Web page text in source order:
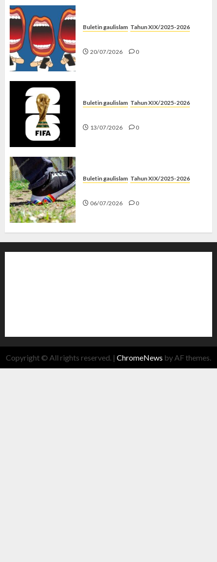
Buletin gaulislam Tahun XIX/2025-2026
20/07/2026 0
Buletin gaulislam Tahun XIX/2025-2026
13/07/2026 0
Buletin gaulislam Tahun XIX/2025-2026
06/07/2026 0
Copyright © All rights reserved. | ChromeNews by AF themes.